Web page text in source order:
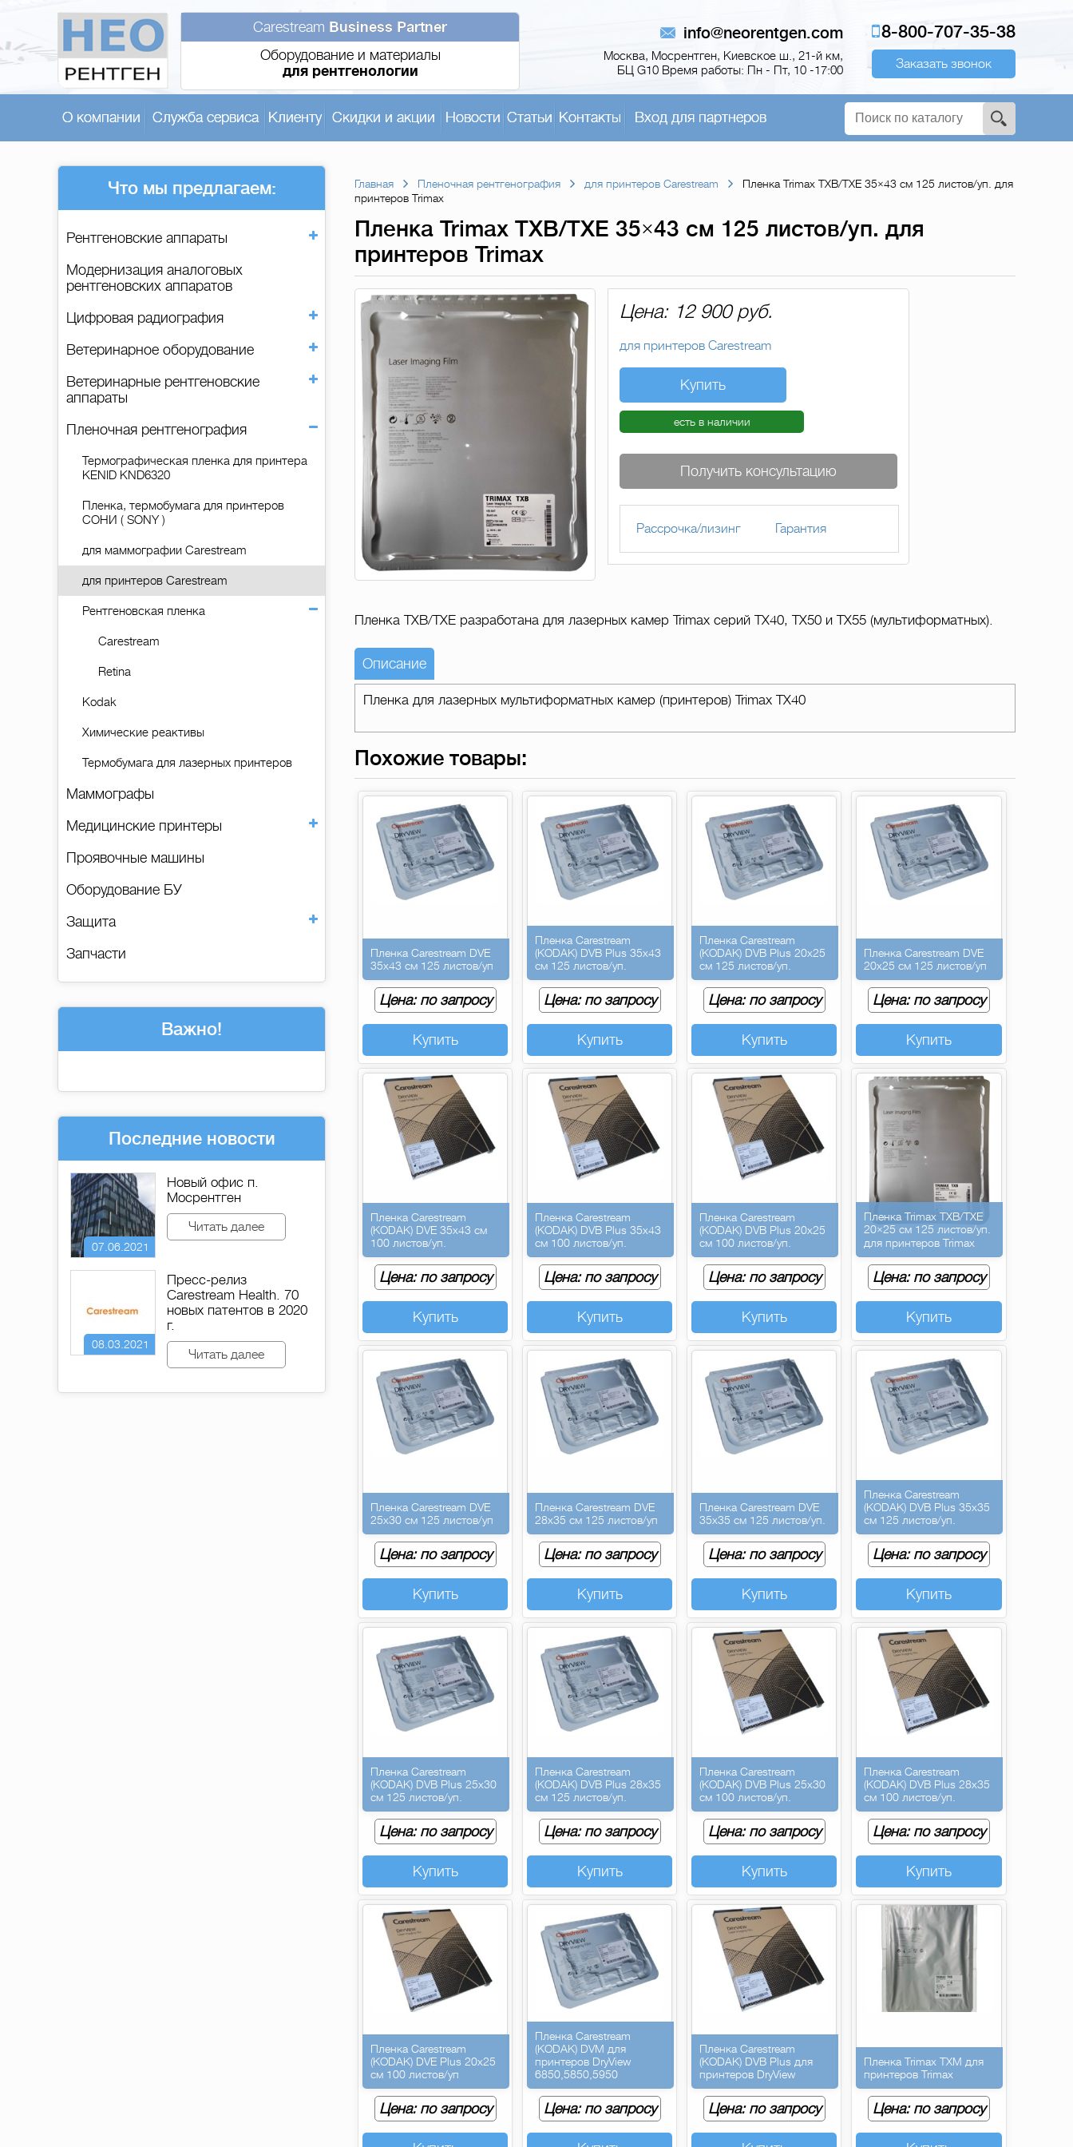
Carestream Business Partner
Оборудование и материалы
для рентгенологии
info@neorentgen.com
Москва, Мосрентген, Киевское ш., 21-й км,
БЦ G10 Время работы: Пн - Пт, 10 -17:00
8-800-707-35-38
Заказать звонок
О компании Служба сервиса Клиенту Скидки и акции Новости Статьи Контакты Вход для партнеров
Что мы предлагаем:
Рентгеновские аппараты
Модернизация аналоговых
рентгеновских аппаратов
Цифровая радиография
Ветеринарное оборудование
Ветеринарные рентгеновские
аппараты
Пленочная рентгенография
Термографическая пленка для принтера
KENID KND6320
Пленка, термобумага для принтеров
СОНИ ( SONY )
для маммографии Carestream
для принтеров Carestream
Рентгеновская пленка
Carestream
Retina
Kodak
Химические реактивы
Термобумага для лазерных принтеров
Маммографы
Медицинские принтеры
Проявочные машины
Оборудование БУ
Защита
Запчасти
Важно!
Последние новости
07.06.2021
Новый офис п.
Мосрентген
Читать далее
08.03.2021
Пресс-релиз
Carestream Health. 70
новых патентов в 2020
г.
Читать далее
Главная Пленочная рентгенография для принтеров Carestream
Пленка Trimax TXB/TXE 35×43 см 125 листов/уп. для
принтеров Trimax
Пленка Trimax TXB/TXE 35×43 см 125 листов/уп. для
принтеров Trimax
Цена: 12 900 руб.
для принтеров Carestream
Купить
есть в наличии
Получить консультацию
Рассрочка/лизинг Гарантия
Пленка TXB/TXE разработана для лазерных камер Trimax серий ТХ40, ТХ50 и ТХ55 (мультиформатных).
Описание
Пленка для лазерных мультиформатных камер (принтеров) Trimax ТХ40
Похожие товары:
Пленка Carestream DVE
35х43 см 125 листов/уп
Цена: по запросу
Купить
Пленка Carestream
(KODAK) DVB Plus 35х43
см 125 листов/уп.
Цена: по запросу
Купить
Пленка Carestream
(KODAK) DVB Plus 20х25
см 125 листов/уп.
Цена: по запросу
Купить
Пленка Carestream DVE
20х25 см 125 листов/уп
Цена: по запросу
Купить
Пленка Carestream
(KODAK) DVE 35х43 см
100 листов/уп.
Цена: по запросу
Купить
Пленка Carestream
(KODAK) DVB Plus 35х43
см 100 листов/уп.
Цена: по запросу
Купить
Пленка Carestream
(KODAK) DVB Plus 20х25
см 100 листов/уп.
Цена: по запросу
Купить
Пленка Trimax TXB/TXE
20×25 см 125 листов/уп.
для принтеров Trimax
Цена: по запросу
Купить
Пленка Carestream DVE
25х30 см 125 листов/уп
Цена: по запросу
Купить
Пленка Carestream DVE
28х35 см 125 листов/уп
Цена: по запросу
Купить
Пленка Carestream DVE
35х35 см 125 листов/уп.
Цена: по запросу
Купить
Пленка Carestream
(KODAK) DVB Plus 35х35
см 125 листов/уп.
Цена: по запросу
Купить
Пленка Carestream
(KODAK) DVB Plus 25х30
см 125 листов/уп.
Цена: по запросу
Купить
Пленка Carestream
(KODAK) DVB Plus 28х35
см 125 листов/уп.
Цена: по запросу
Купить
Пленка Carestream
(KODAK) DVB Plus 25х30
см 100 листов/уп.
Цена: по запросу
Купить
Пленка Carestream
(KODAK) DVB Plus 28х35
см 100 листов/уп.
Цена: по запросу
Купить
Пленка Carestream
(KODAK) DVE Plus 20х25
см 100 листов/уп
Цена: по запросу
Пленка Carestream
(KODAK) DVM для
принтеров DryView
6850,5850,5950
Цена: по запросу
Пленка Carestream
(KODAK) DVB Plus для
принтеров DryView
Цена: по запросу
Пленка Trimax TXM для
принтеров Trimax
Цена: по запросу